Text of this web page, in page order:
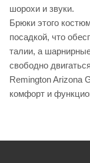
шорохи и звуки.
Брюки этого
посадкой, что
талии, а
свободно
Remington Arizona
комфорт и